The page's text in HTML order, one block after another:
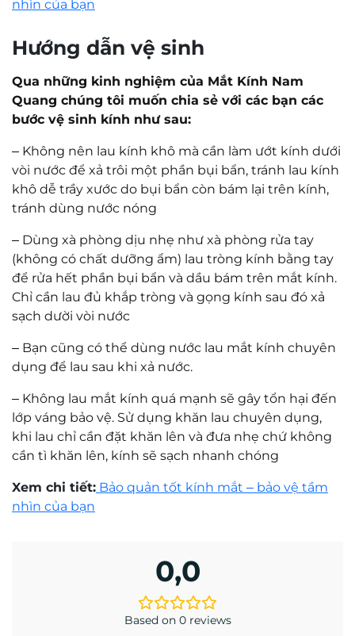
nhìn của bạn
Hướng dẫn vệ sinh
Qua những kinh nghiệm của Mắt Kính Nam
Quang chúng tôi muốn chia sẻ với các bạn các
bước vệ sinh kính như sau:
– Không nên lau kính khô mà cần làm ướt kính dưới
vòi nước để xả trôi một phần bụi bẩn, tránh lau kính
khô dễ trầy xước do bụi bẩn còn bám lại trên kính,
tránh dùng nước nóng
– Dùng xà phòng dịu nhẹ như xà phòng rửa tay
(không có chất dưỡng ẩm) lau tròng kính bằng tay
để rửa hết phần bụi bẩn và dầu bám trên mắt kính.
Chỉ cần lau đủ khắp tròng và gọng kính sau đó xả
sạch dười vòi nước
– Bạn cũng có thể dùng nước lau mắt kính chuyên
dụng để lau sau khi xả nước.
– Không lau mắt kính quá mạnh sẽ gây tổn hại đến
lớp váng bảo vệ. Sử dụng khăn lau chuyên dụng,
khi lau chỉ cần đặt khăn lên và đưa nhẹ chứ không
cần tì khăn lên, kính sẽ sạch nhanh chóng
Xem chi tiết: Bảo quản tốt kính mắt – bảo vệ tầm
nhìn của bạn
0,0
Based on 0 reviews